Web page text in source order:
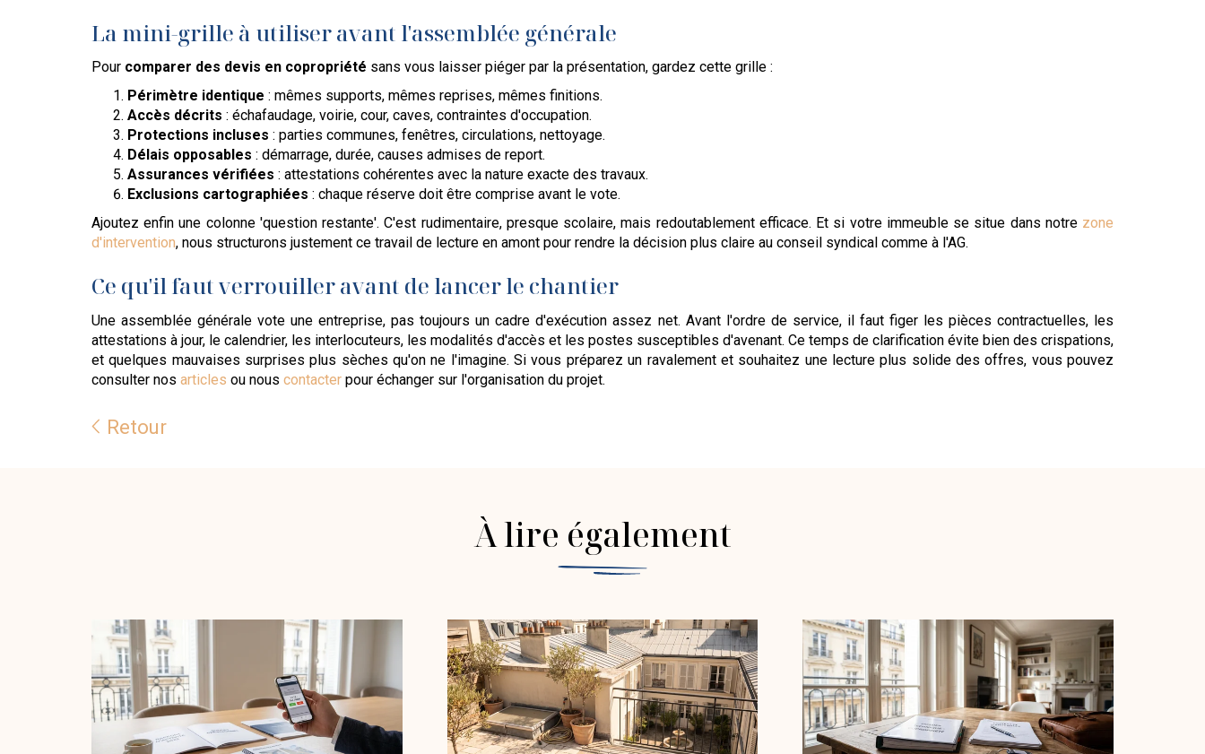
La mini-grille à utiliser avant l'assemblée générale
Pour comparer des devis en copropriété sans vous laisser piéger par la présentation, gardez cette grille :
Périmètre identique : mêmes supports, mêmes reprises, mêmes finitions.
Accès décrits : échafaudage, voirie, cour, caves, contraintes d'occupation.
Protections incluses : parties communes, fenêtres, circulations, nettoyage.
Délais opposables : démarrage, durée, causes admises de report.
Assurances vérifiées : attestations cohérentes avec la nature exacte des travaux.
Exclusions cartographiées : chaque réserve doit être comprise avant le vote.
Ajoutez enfin une colonne 'question restante'. C'est rudimentaire, presque scolaire, mais redoutablement efficace. Et si votre immeuble se situe dans notre zone
d'intervention, nous structurons justement ce travail de lecture en amont pour rendre la décision plus claire au conseil syndical comme à l'AG.
Ce qu'il faut verrouiller avant de lancer le chantier
Une assemblée générale vote une entreprise, pas toujours un cadre d'exécution assez net. Avant l'ordre de service, il faut figer les pièces contractuelles, les
attestations à jour, le calendrier, les interlocuteurs, les modalités d'accès et les postes susceptibles d'avenant. Ce temps de clarification évite bien des crispations,
et quelques mauvaises surprises plus sèches qu'on ne l'imagine. Si vous préparez un ravalement et souhaitez une lecture plus solide des offres, vous pouvez
consulter nos articles ou nous contacter pour échanger sur l'organisation du projet.
Retour
À lire également